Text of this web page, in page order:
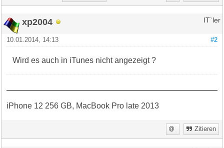
xp2004 IT`ler
#2
10.01.2014, 14:13
Wird es auch in iTunes nicht angezeigt ?
iPhone 12 256 GB, MacBook Pro late 2013
Zitieren